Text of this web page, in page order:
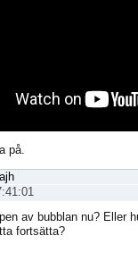
på.
av bubblan nu? Eller
fortsätta?